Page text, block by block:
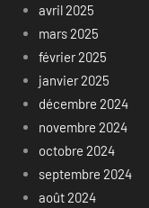
avril 2025
mars 2025
février 2025
janvier 2025
décembre 2024
novembre 2024
octobre 2024
septembre 2024
août 2024